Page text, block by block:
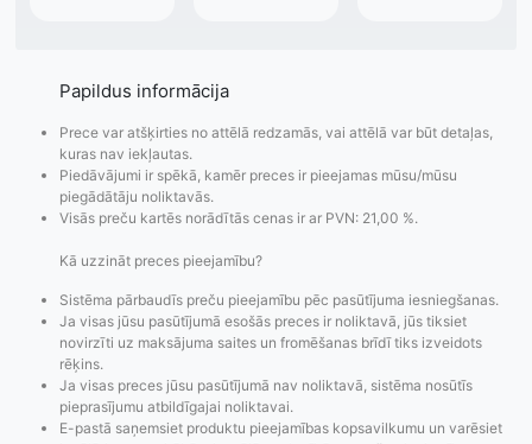
Pasūtījumu statusa
maiņas
paziņojumi,
piegādes veidi un
to izmaksas bez
Papildus informācija
Prece var atšķirties no attēlā redzamās, vai attēlā var būt detaļas,
kuras nav iekļautas.
Piedāvājumi ir spēkā, kamēr preces ir pieejamas mūsu/mūsu
piegādātāju noliktavās.
Visās preču kartēs norādītās cenas ir ar PVN: 21,00 %.
Kā uzzināt preces pieejamību?
Sistēma pārbaudīs preču pieejamību pēc pasūtījuma iesniegšanas.
Ja visas jūsu pasūtījumā esošās preces ir noliktavā, jūs tiksiet
novirzīti uz maksājuma saites un fromēšanas brīdī tiks izveidots
rēķins.
Ja visas preces jūsu pasūtījumā nav noliktavā, sistēma nosūtīs
pieprasījumu atbildīgajai noliktavai.
E-pastā saņemsiet produktu pieejamības kopsavilkumu un varēsiet